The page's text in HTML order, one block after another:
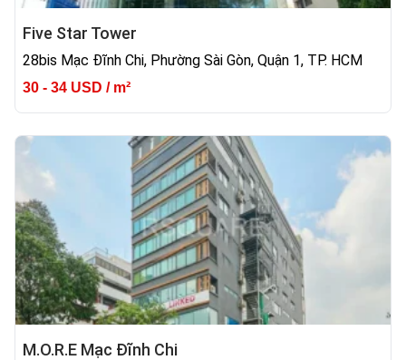
Five Star Tower
28bis Mạc Đĩnh Chi, Phường Sài Gòn, Quận 1, TP. HCM
30 - 34 USD / m²
M.O.R.E Mạc Đĩnh Chi